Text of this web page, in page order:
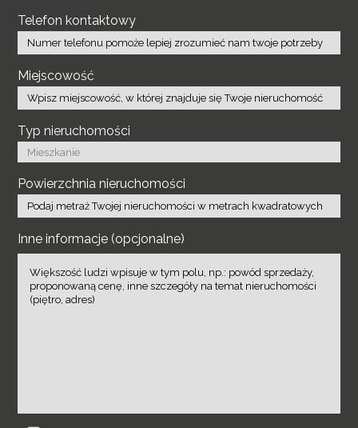
Telefon kontaktowy
Miejscowość
Typ nieruchomości
Powierzchnia nieruchomości
Inne informacje (opcjonalne)